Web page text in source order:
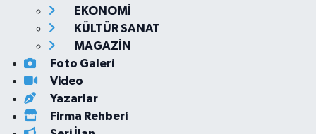
EKONOMİ
KÜLTÜR SANAT
MAGAZİN
Foto Galeri
Video
Yazarlar
Firma Rehberi